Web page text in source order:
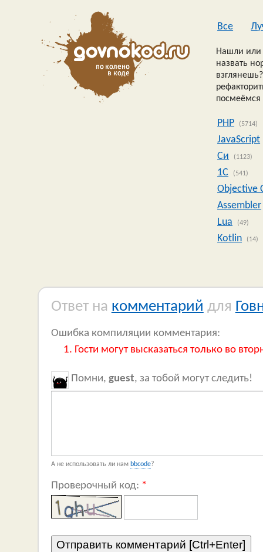
Все
Нашли или
назвать
посмеёмся
PHP (5714)
JavaScript
Си
(1123)
1C (541)
Objective
Assembler
Lua
(49)
Kotlin (14)
Ответ на комментарий для
Ошибка компиляции комментария:
Гости могут высказаться только во
Помни, guest, за тобой могут следить!
А не использовать ли нам bbcode?
Проверочный код: *